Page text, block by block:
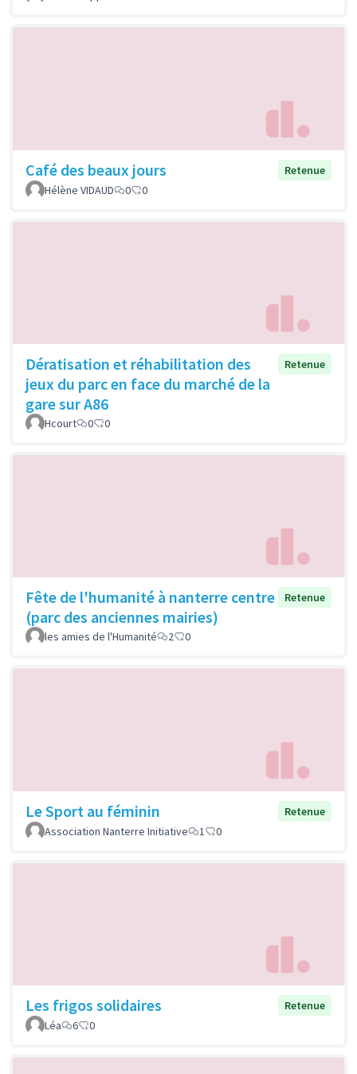
Café des beaux jours
Retenue
Hélène VIDAUD
0 0
Dératisation et réhabilitation des
jeux du parc en face du marché de la
gare sur A86
Retenue
Hcourt 0 0
Fête de l'humanité à nanterre centre
(parc des anciennes mairies)
Retenue
les amies de l'Humanité 2 0
Le Sport au féminin
Retenue
Association Nanterre Initiative
1 0
Les frigos solidaires
Retenue
Léa
6 0